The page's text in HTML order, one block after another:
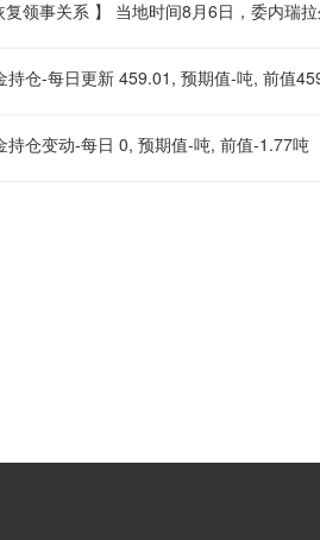
持仓-每日更新 459.01, 预期值-吨, 前值
持仓变动-每日 0, 预期值-吨, 前值-1.77吨